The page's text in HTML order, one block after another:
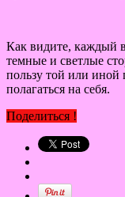
Как видите, каждый
темные и светлые
пользу той или
полагаться на себя.
Поделиться !